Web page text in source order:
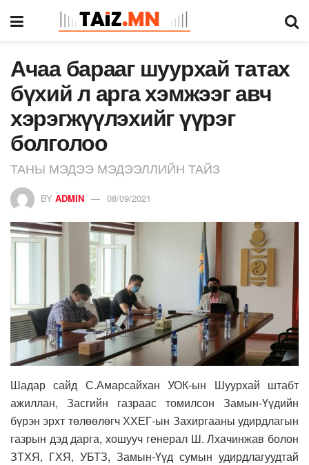
Ачаа барааг шуурхай татах
бүхий л арга хэмжээг авч
хэрэгжүүлэхийг үүрэг
болголоо
ТАНЫ МЭДЭЭ МЭДЭЭЛЛИЙН ТАЙЗ
BY ADMIN 08/09/2021
Шадар сайд С.Амарсайхан УОК-ын Шуурхай штабт
ажиллан, Засгийн газраас томилсон Замын-Үүдийн
бүрэн эрхт төлөөлөгч ХХЕГ-ын Захиргааны удирдлагын
газрын дэд дарга, хошууч генерал Ш. Лхачинжав болон
ЗТХЯ, ГХЯ, УБТЗ, Замын-Үүд сумын удирдлагуудтай